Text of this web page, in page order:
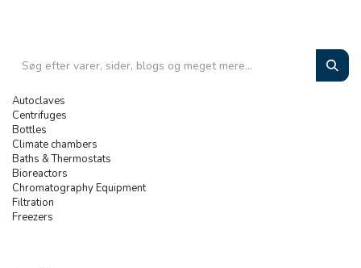
Autoclaves
Centrifuges
Bottles
Climate chambers
Baths & Thermostats
Bioreactors
Chromatography Equipment
Filtration
Freezers